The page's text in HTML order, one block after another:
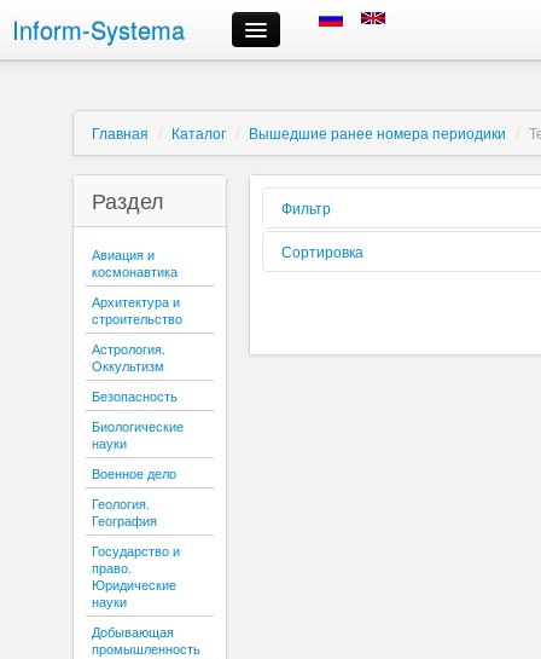
Inform-Systema
Контроль заказа
О компании
Российские информационные ресурсы, предлагаемые нами
Доставка
Сроки выполнения заказов
Регистрация и авторизация
Выбор информационных ресурсов и размещение заказа
Личный кабинет
Отмена заказа
Контактная информация
Главная / Каталог / Вышедшие ранее номера периодики /
Раздел
Авиация и
космонавтика
Архитектура и
строительство
Астрология.
Оккультизм
Безопасность
Биологические
науки
Военное дело
Геология.
География
Государство и
право.
Юридические
науки
Добывающая
промышленность
Фильтр
Форма
реализации:
Сортировка